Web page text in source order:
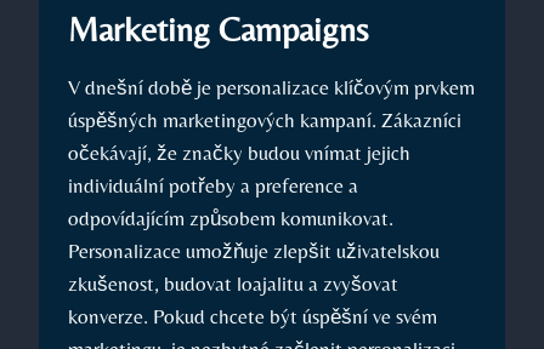
Marketing Campaigns
V dnešní⁢ době⁢ je⁢ personalizace klíčovým​ prvkem
úspěšných⁣ marketingových kampaní. Zákazníci
očekávají, že značky budou vnímat​ jejich
individuální ‌potřeby a preference a
odpovídajícím způsobem komunikovat.
Personalizace umožňuje ‍zlepšit uživatelskou
zkušenost, budovat loajalitu a zvyšovat
⁤konverze. ⁣Pokud chcete⁣ být úspěšní ve​ svém